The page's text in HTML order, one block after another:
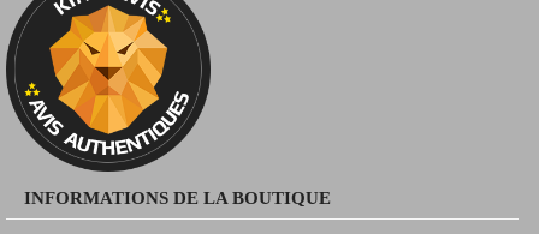
INFORMATIONS DE LA BOUTIQUE